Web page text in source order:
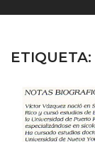
ETIQUETA: